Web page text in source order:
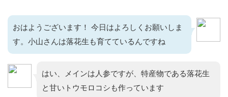
おはようございます！ 今日はよろしくお願いしま
す。小山さんは落花生も育てているんですね
はい、メインは人参ですが、特産物である落花生
と甘いトウモロコシも作っています